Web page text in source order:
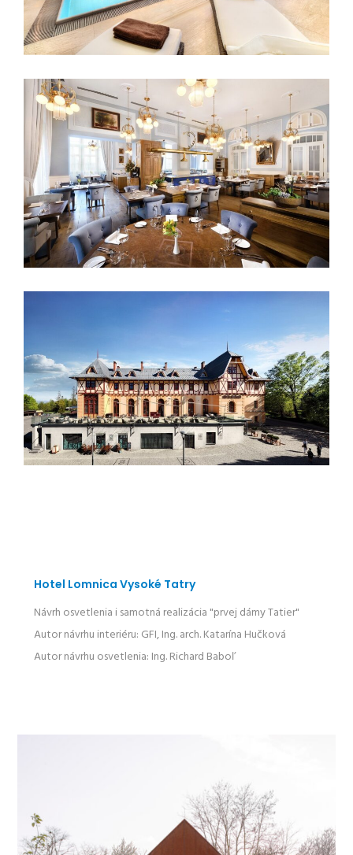
Hotel Lomnica Vysoké Tatry
Návrh osvetlenia i samotná realizácia "prvej dámy Tatier"
Autor návrhu interiéru: GFI, Ing. arch. Katarína Hučková
Autor návrhu osvetlenia: Ing. Richard Baboľ